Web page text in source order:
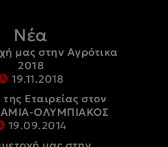
Νέα
μας στην Αγρότικα
2018
19.11.2018
Εταιρείας στον
ΟΛΥΜΠΙΑΚΟΣ
19.09.2014